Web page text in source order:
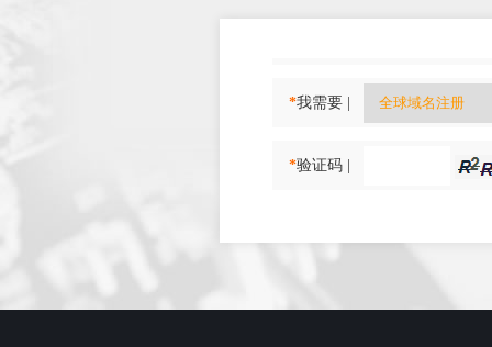
*我需要 |
*验证码 |